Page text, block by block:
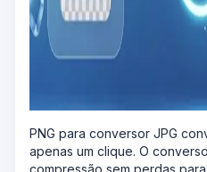
PNG para conversor JPG
apenas um clique. O